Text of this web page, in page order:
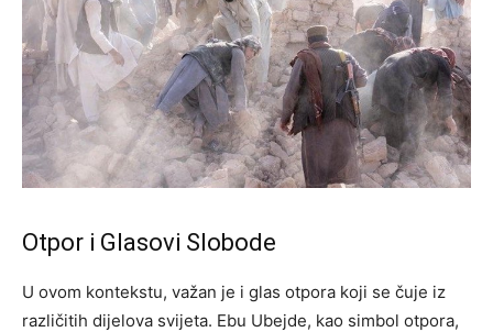
Otpor i Glasovi Slobode
U ovom kontekstu, važan je i glas otpora koji se čuje iz
različitih dijelova svijeta. Ebu Ubejde, kao simbol otpora,